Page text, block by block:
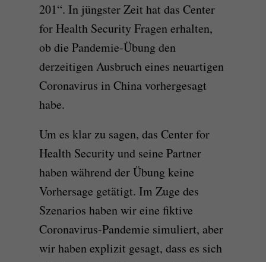
201“. In jüngster Zeit hat das Center
for Health Security Fragen erhalten,
ob die Pandemie-Übung den
derzeitigen Ausbruch eines neuartigen
Coronavirus in China vorhergesagt
habe.
Um es klar zu sagen, das Center for
Health Security und seine Partner
haben während der Übung keine
Vorhersage getätigt. Im Zuge des
Szenarios haben wir eine fiktive
Coronavirus-Pandemie simuliert, aber
wir haben explizit gesagt, dass es sich